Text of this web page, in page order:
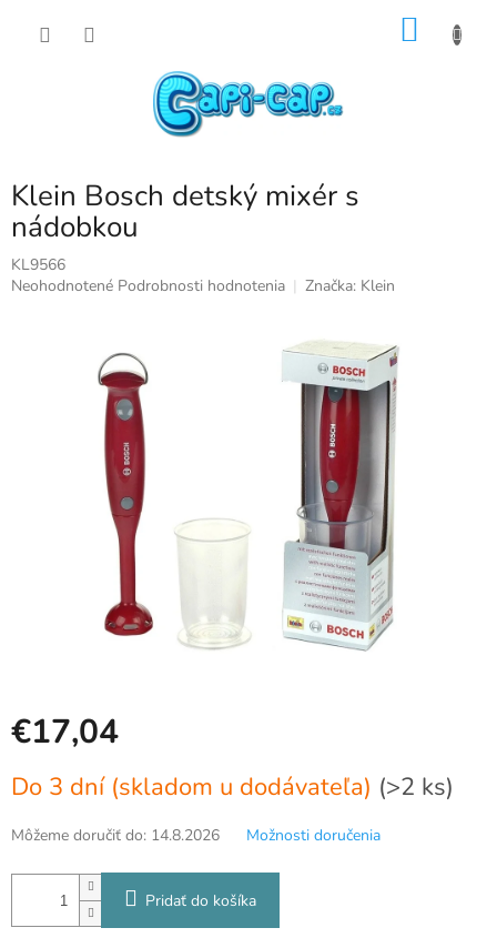
Klein Bosch detský mixér s
nádobkou
KL9566
Priemerné
Neohodnotené Podrobnosti hodnotenia Značka: Klein
€17,04
cena:
Do 3 dní (skladom u dodávateľa) (>2 ks)
Môžeme doručiť do: 14.8.2026 Možnosti doručenia
Pridať do košíka